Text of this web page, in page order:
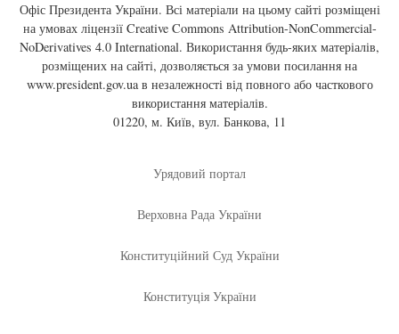
Офіс Президента України. Всі матеріали на цьому сайті розміщені
на умовах ліцензії Creative Commons Attribution-NonCommercial-
NoDerivatives 4.0 International. Використання будь-яких матеріалів,
розміщених на сайті, дозволяється за умови посилання на
www.president.gov.uaв незалежності від повного або часткового
використання матеріалів.
01220, м. Київ, вул. Банкова, 11
Урядовий портал
Верховна Рада України
Конституційний Суд України
Конституція України